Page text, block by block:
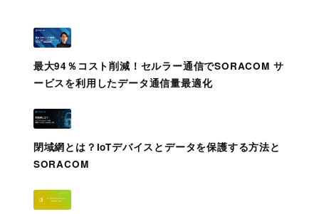
最大94％コスト削減！セルラー通信でSORACOM サ
ービスを利用したデータ通信量最適化
閉域網とは？IoTデバイスとデータを保護する方法と
SORACOM